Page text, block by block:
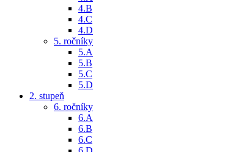
4.B
4.C
4.D
5. ročníky
5.A
5.B
5.C
5.D
2. stupeň
6. ročníky
6.A
6.B
6.C